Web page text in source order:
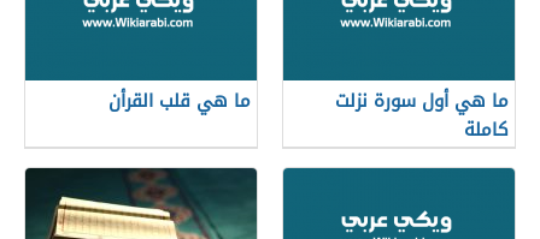
ما هي أول سورة نزلت
كاملة
ما هي قلب القرأن